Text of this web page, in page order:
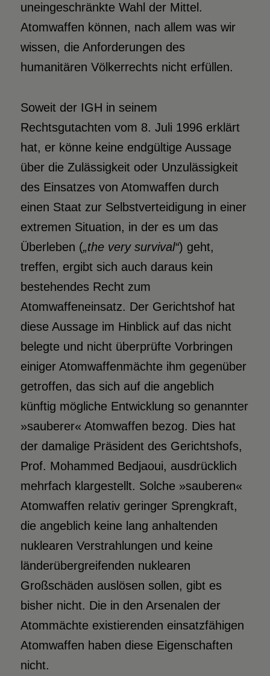
uneingeschränkte Wahl der Mittel.
Atomwaffen können, nach allem was wir
wissen, die Anforderungen des
humanitären Völkerrechts nicht erfüllen.
Soweit der IGH in seinem
Rechtsgutachten vom 8. Juli 1996 erklärt
hat, er könne keine endgültige Aussage
über die Zulässigkeit oder Unzulässigkeit
des Einsatzes von Atomwaffen durch
einen Staat zur Selbstverteidigung in einer
extremen Situation, in der es um das
Überleben („the very survival“) geht,
treffen, ergibt sich auch daraus kein
bestehendes Recht zum
Atomwaffeneinsatz. Der Gerichtshof hat
diese Aussage im Hinblick auf das nicht
belegte und nicht überprüfte Vorbringen
einiger Atomwaffenmächte ihm gegenüber
getroffen, das sich auf die angeblich
künftig mögliche Entwicklung so genannter
»sauberer« Atomwaffen bezog. Dies hat
der damalige Präsident des Gerichtshofs,
Prof. Mohammed Bedjaoui, ausdrücklich
mehrfach klargestellt. Solche »sauberen«
Atomwaffen relativ geringer Sprengkraft,
die angeblich keine lang anhaltenden
nuklearen Verstrahlungen und keine
länderübergreifenden nuklearen
Großschäden auslösen sollen, gibt es
bisher nicht. Die in den Arsenalen der
Atommächte existierenden einsatzfähigen
Atomwaffen haben diese Eigenschaften
nicht.